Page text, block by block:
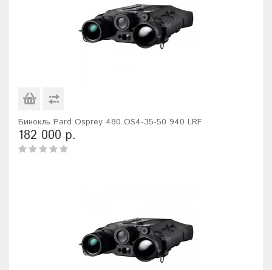
Бинокль Pard Osprey 480 OS4-35-50 940 LRF
182 000 р.